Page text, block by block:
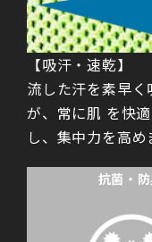
【吸汗・速乾】
流した汗を素早
が、常に肌 を快
し、集中力を高め
抗菌・